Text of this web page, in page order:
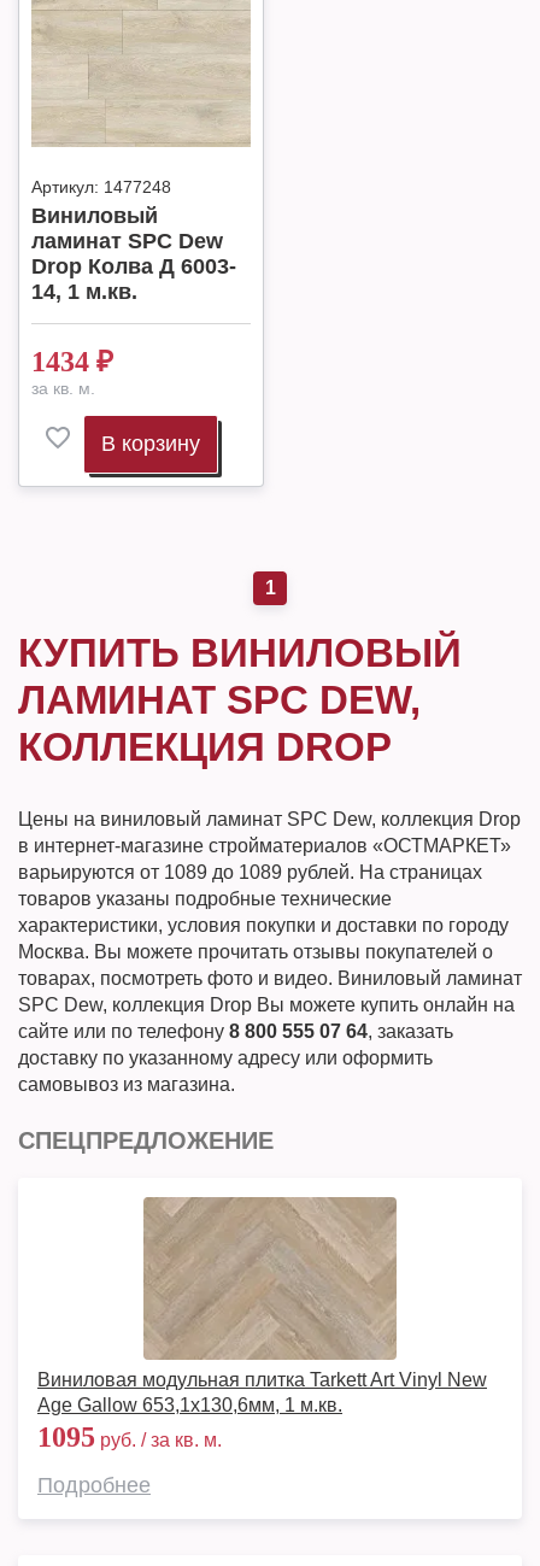
Артикул: 1477248
Виниловый
ламинат SPC Dew
Drop Колва Д 6003-
14, 1 м.кв.
1434 ₽
за кв. м.
В корзину
1
КУПИТЬ ВИНИЛОВЫЙ
ЛАМИНАТ SPC DEW,
КОЛЛЕКЦИЯ DROP
Цены на виниловый ламинат SPC Dew, коллекция Drop
в интернет-магазине стройматериалов «ОСТМАРКЕТ»
варьируются от 1089 до 1089 рублей. На страницах
товаров указаны подробные технические
характеристики, условия покупки и доставки по городу
Москва. Вы можете прочитать отзывы покупателей о
товарах, посмотреть фото и видео. Виниловый ламинат
SPC Dew, коллекция Drop Вы можете купить онлайн на
сайте или по телефону 8 800 555 07 64, заказать
доставку по указанному адресу или оформить
самовывоз из магазина.
СПЕЦПРЕДЛОЖЕНИЕ
Виниловая модульная плитка Tarkett Art Vinyl New
Age Gallow 653,1х130,6мм, 1 м.кв.
1095 руб. / за кв. м.
Подробнее